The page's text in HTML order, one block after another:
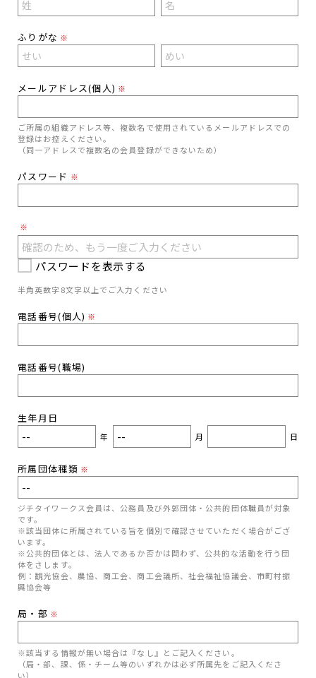
ふりがな ※
メールアドレス(個人) ※
ご所属の組織アドレス等、複数名で使用されているメールアドレスでの
登録はお控えください。
（同一アドレスで複数名の会員登録ができないため）
パスワード ※
※
パスワードを表示する
半角英数字8文字以上でご入力ください
電話番号(個人) ※
電話番号(職場)
生年月日
年 月 日
所属団体種類 ※
ジチタイワークス会員は、公務員及び外郭団体・公共的団体職員が対象
です。
※該当団体に所属されている旨を個別で確認させていただく場合がござ
います。
※公共的団体とは、法人であるか否かは問わず、公共的な活動を行う団
体をさします。
例：観光協会、農協、商工会、商工会議所、社会福祉協議会、市町村振
興協会等
局・部 ※
※該当する情報が無い場合は『なし』とご記入ください。
（局・部、課、係・チーム等のいずれかは必ず所属先をご記入くださ
い）